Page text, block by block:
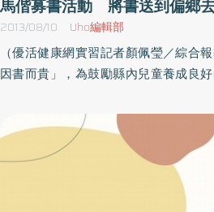
上呼吸道感染較難馬上分辨是哪一種病
容易惡化的族群，建議大人如果有上
罩、勤洗手，是保護孩子的最佳方法。
鈴木俊隆為初心下的定義是：「這不
空，準備好接收新事物的心。如果你
接納任何東西，對一切都是開放的。
家的心中則少有可能。」當你培養初
遜和興趣去接觸新事物。你願意成長
像第一次碰到一樣。即使你很有經驗
拒於門外，或是以你早就知道答案的心
（Laurence G. Boldt）在《禪湯》（
馬偕募書活動 將書送到偏鄉
2013/08/10 Uho編輯部
（優活健康網實習記者顏佩瑩／綜合
因書而貴」，為鼓勵縣內兒童養成良
土坂及大鳥國小等山地鄉小學為主軸
們收集讀書的種子，讓書香散播山
眾，自即日起至8月24日止，可將優良
童閱讀之繪本、書籍刊物等送至
(089)310150分機372～374，歡迎大